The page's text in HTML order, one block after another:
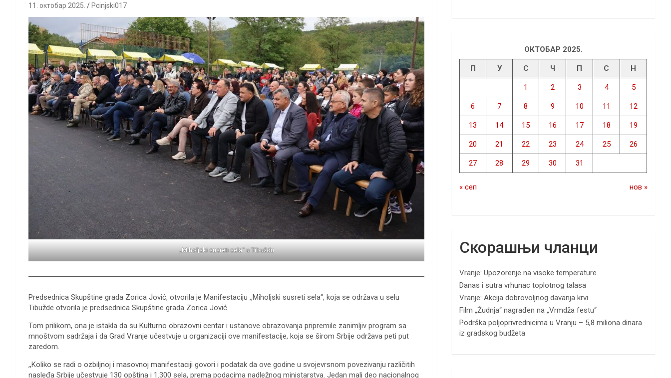
11. октобар 2025. Pcinjski017
„Miholjski susreti sela“ u Tibuždu
Predsednica Skupštine grada Zorica Jović, otvorila je Manifestaciju ,,Miholjski susreti sela“, koja se održava u selu
Tibužde otvorila je predsednica Skupštine grada Zorica Jović.
Tom prilikom, ona je istakla da su Kulturno obrazovni centar i ustanove obrazovanja pripremile zanimljiv program sa
mnoštvom sadržaja i da Grad Vranje učestvuje u organizaciji ove manifestacije, koja se širom Srbije održava peti put
zaredom.
,,Koliko se radi o ozbiljnoj i masovnoj manifestaciji govori i podatak da ove godine u svojevrsnom povezivanju različitih
nasleđa Srbije učestvuje 130 opština i 1.300 sela, prema podacima nadležnog ministarstva. Jedan mali deo nacionalnog
ОКТОБАР 2025.
П У С Ч П С Н
1 2 3 4 5
6 7 8 9 10 11 12
13 14 15 16 17 18 19
20 21 22 23 24 25 26
27 28 29 30 31
« сеп нов »
Скорашњи чланци
Vranje: Upozorenje na visoke temperature
Danas i sutra vrhunac toplotnog talasa
Vranje: Akcija dobrovoljnog davanja krvi
Film „Žudnja“ nagrađen na „Vrmdža festu“
Podrška poljoprivrednicima u Vranju – 5,8 miliona dinara
iz gradskog budžeta